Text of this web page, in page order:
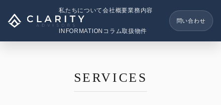
ス
私たちについて会社概要業務内容
INFORMATION コラム取扱物件
問い合わせ
SERVICES